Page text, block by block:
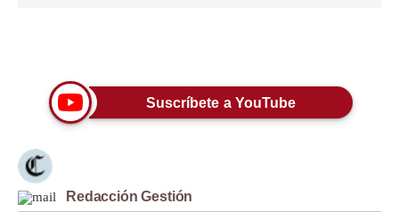
Blogs
Lujo
Viajes
Suscríbete a YouTube
Redacción Gestión